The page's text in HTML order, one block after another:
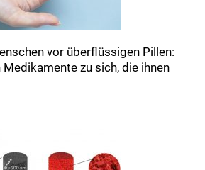
vor überflüssigen Pillen:
zu sich, die ihnen